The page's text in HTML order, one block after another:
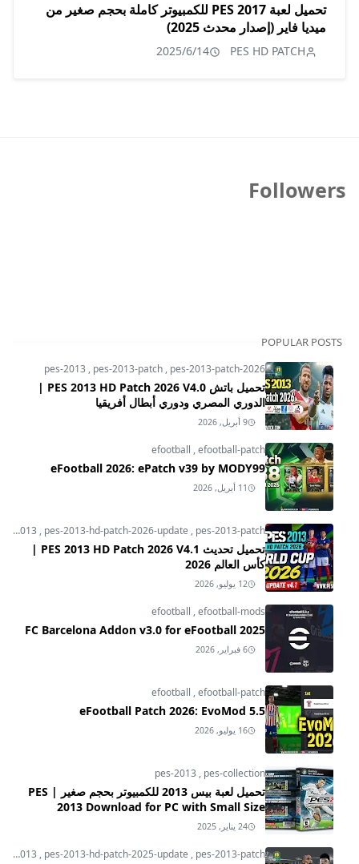
تحميل لعبة PES 2017 للكمبيوتر كاملة بحجم صغير من
ميديا فاير (إصدار محدث 2025)
PES HD PATCH
2025/6/14
Followers
POPULAR POSTS
pes-2013 , pes-2013-patch, pes-2013-patch-2026
تحميل باتش PES 2013 HD Patch 2026 V4.0 |
الدوري المصري ودوري أبطال أفريقيا
9 أبريل, 2026
efootball ,efootball-patch
eFootball 2026: ePatch v39 by MODY99
11 أبريل, 2026
pes-2013 , pes-2013-hd-patch-2026-update , pes-2013-patch
تحميل تحديث PES 2013 HD Patch 2026 V4.1 |
كأس العالم 2026
12 يوليو, 2026
efootball ,efootball-mods
FC Barcelona Addon v3.0 for eFootball 2025
6 فبراير, 2026
efootball ,efootball-patch
eFootball Patch 2026: EvoMod 5.5
16 يوليو, 2026
pes-2013 , pes-collection
تحميل لعبة بيس 2013 للكمبيوتر بحجم صغير | PES
2013 Download for PC with Small Size
24 يناير, 2025
pes-2013 , pes-2013-hd-patch-2025-update , pes-2013-patch